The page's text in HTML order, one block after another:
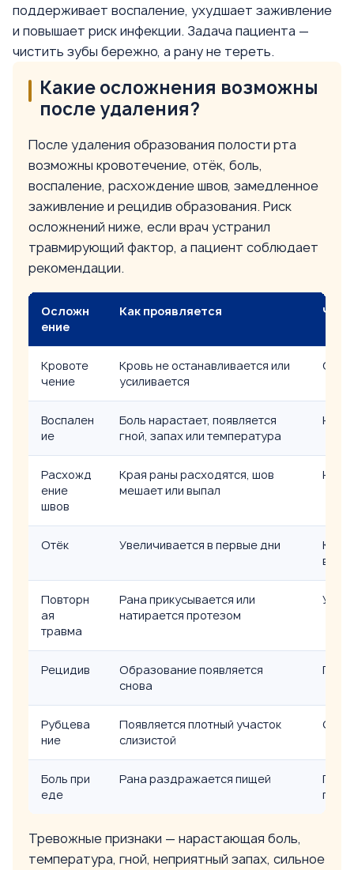
поддерживает воспаление, ухудшает заживление
и повышает риск инфекции. Задача пациента —
чистить зубы бережно, а рану не тереть.
Какие осложнения возможны
после удаления?
После удаления образования полости рта
возможны кровотечение, отёк, боль,
воспаление, расхождение швов, замедленное
заживление и рецидив образования. Риск
осложнений ниже, если врач устранил
травмирующий фактор, а пациент соблюдает
рекомендации.
Осложн
ение
Как проявляется Что
Кровоте
чение
Кровь не останавливается или
усиливается
Воспален
ие
Боль нарастает, появляется
гной, запах или температура
Расхожд
ение
швов
Края раны расходятся, шов
мешает или выпал
Не
Отёк Увеличивается в первые дни
Повторн
ая
травма
Рана прикусывается или
натирается протезом
Рецидив
Образование появляется
снова
Рубцева
ние
Появляется плотный участок
слизистой
Боль при
еде
Рана раздражается пищей
Тревожные признаки — нарастающая боль,
температура, гной, неприятный запах, сильное